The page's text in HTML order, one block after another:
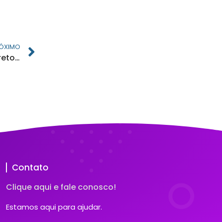
SECLICKARH recebe Eduardo Saigh, sócio-diretor da Elliott Scott Brasil.
Contato
Clique aqui e fale conosco!
Estamos aqui para ajudar.